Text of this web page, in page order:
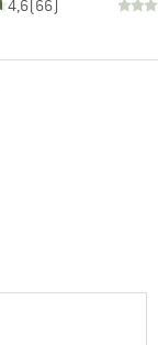
4,6( 66)